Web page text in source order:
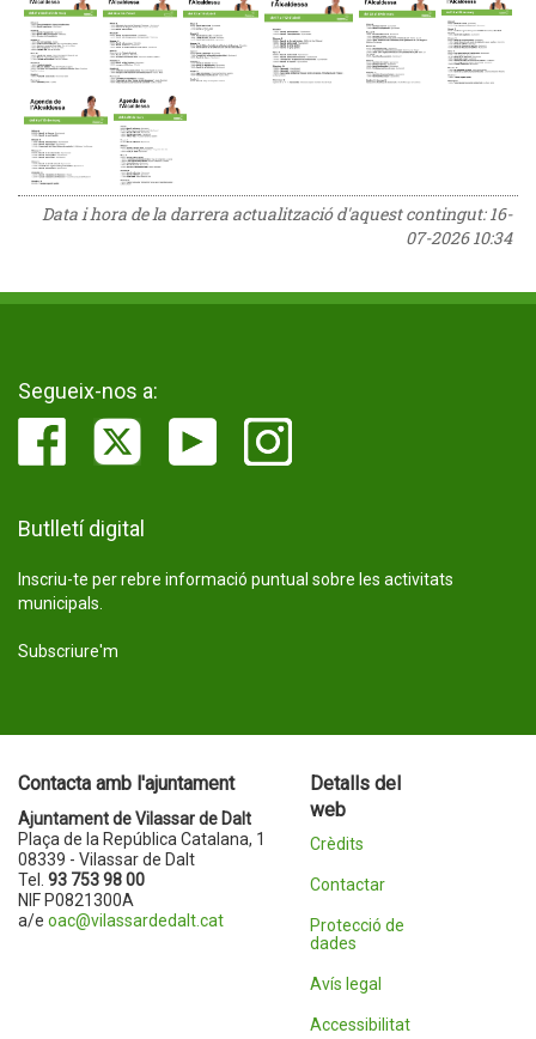
Data i hora de la darrera actualització d'aquest contingut:16-
07-2026 10:34
Segueix-nos a:
Butlletí digital
Inscriu-te per rebre informació puntual sobre les activitats
municipals.
Subscriure'm
Contacta amb l'ajuntament
Ajuntament de Vilassar de Dalt
Plaça de la República Catalana, 1
08339 - Vilassar de Dalt
Tel. 93 753 98 00
NIF P0821300A
a/e oac@vilassardedalt.cat
Detalls del
web
Crèdits
Contactar
Protecció de
dades
Avís legal
Accessibilitat